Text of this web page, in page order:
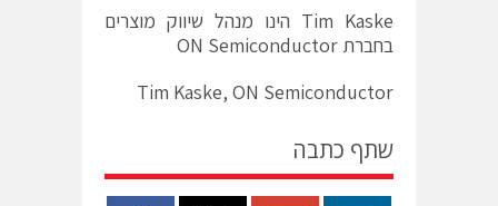
Tim Kaske הינו מנהל שיווק מוצרים
בחברת ON Semiconductor
Tim Kaske, ON Semiconductor
שתף כתבה